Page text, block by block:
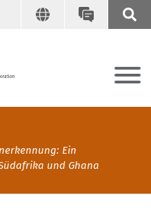
Ein
und Ghana